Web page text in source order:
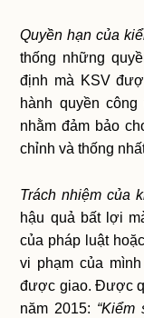
Quyền hạn của
thống những
định mà KSV
hành quyền
nhằm đảm bảo
chỉnh và thống
Trách nhiệm của
hậu quả bất lợi
của pháp luật
vi phạm của
được giao. Được
năm 2015: